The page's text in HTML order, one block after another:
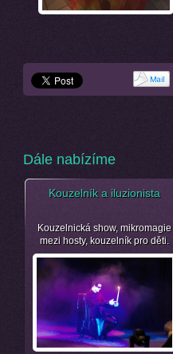
Dále nabízíme
Kouzelník a iluzionista
Kouzelnická show, mikromagie
mezi hosty, kouzelník pro děti.